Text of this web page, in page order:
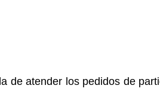
de atender los pedidos de